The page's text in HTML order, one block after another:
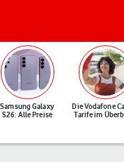
Samsung Galaxy
S26: Alle Preise
Die Vodafone
Tarife im